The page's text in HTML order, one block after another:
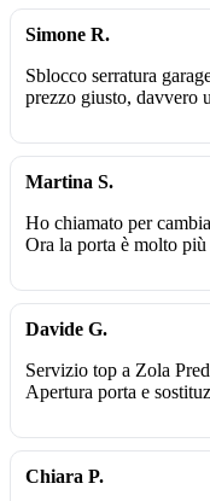
Simone R.
Sblocco serratura
prezzo giusto, davvero
Martina S.
Ho chiamato per
Ora la porta è molto
Davide G.
Servizio top a Zola
Apertura porta e
Chiara P.